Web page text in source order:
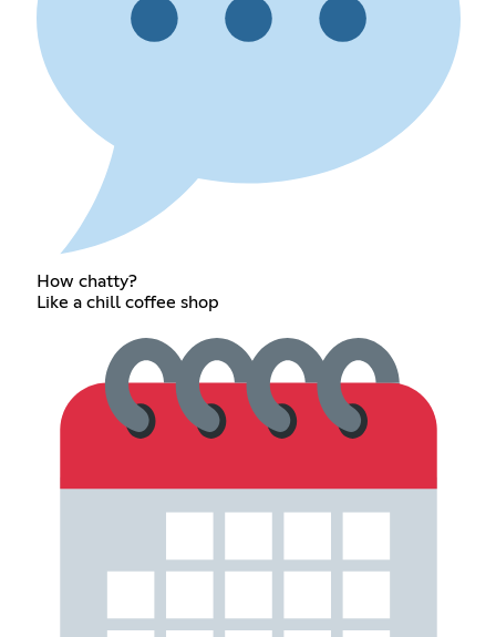
How chatty?
Like a chill coffee shop